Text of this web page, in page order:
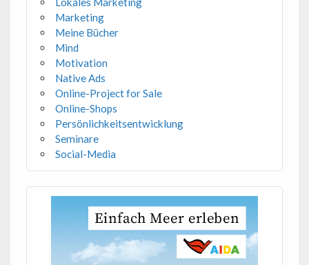
Marketing
Meine Bücher
Mind
Motivation
Native Ads
Online-Project for Sale
Online-Shops
Persönlichkeitsentwicklung
Seminare
Social-Media